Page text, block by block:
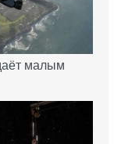
малым